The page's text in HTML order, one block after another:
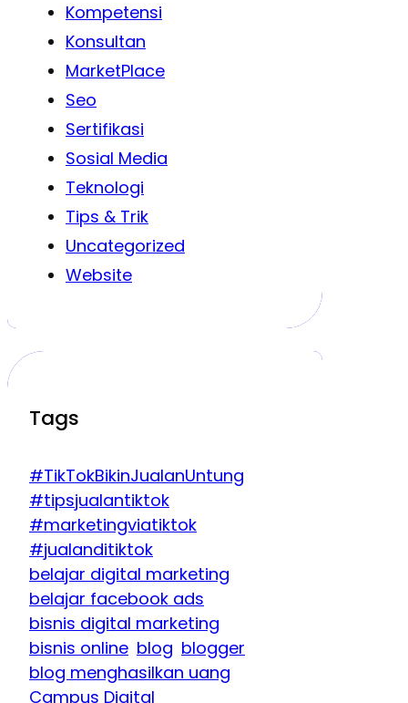
Kompetensi
Konsultan
MarketPlace
Seo
Sertifikasi
Sosial Media
Teknologi
Tips & Trik
Uncategorized
Website
Tags
#TikTokBikinJualanUntung
#tipsjualantiktok
#marketingviatiktok
#jualanditiktok
belajar digital marketing
belajar facebook ads
bisnis digital marketing
bisnis online blog blogger
blog menghasilkan uang
Campus Digital